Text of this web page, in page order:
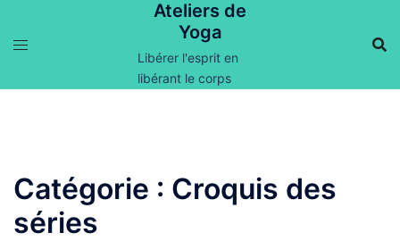
Ateliers de
Yoga
Libérer l'esprit en
libérant le corps
Catégorie : Croquis des
séries